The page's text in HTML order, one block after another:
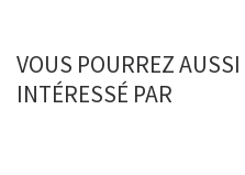
VOUS POURREZ AUSSI
INTÉRESSÉ PAR